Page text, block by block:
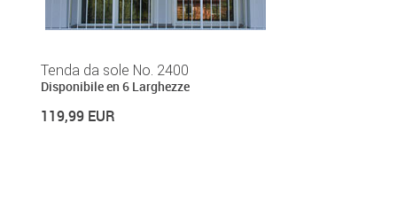
Tenda da sole No. 2400
Disponibile en 6 Larghezze
119,99 EUR